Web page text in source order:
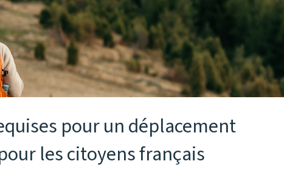
pour un déplacement
les citoyens français